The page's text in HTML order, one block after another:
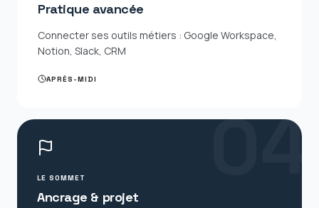
Pratique avancée
Connecter ses outils métiers : Google Workspace,
Notion, Slack, CRM
APRÈS-MIDI
04
LE SOMMET
Ancrage & projet